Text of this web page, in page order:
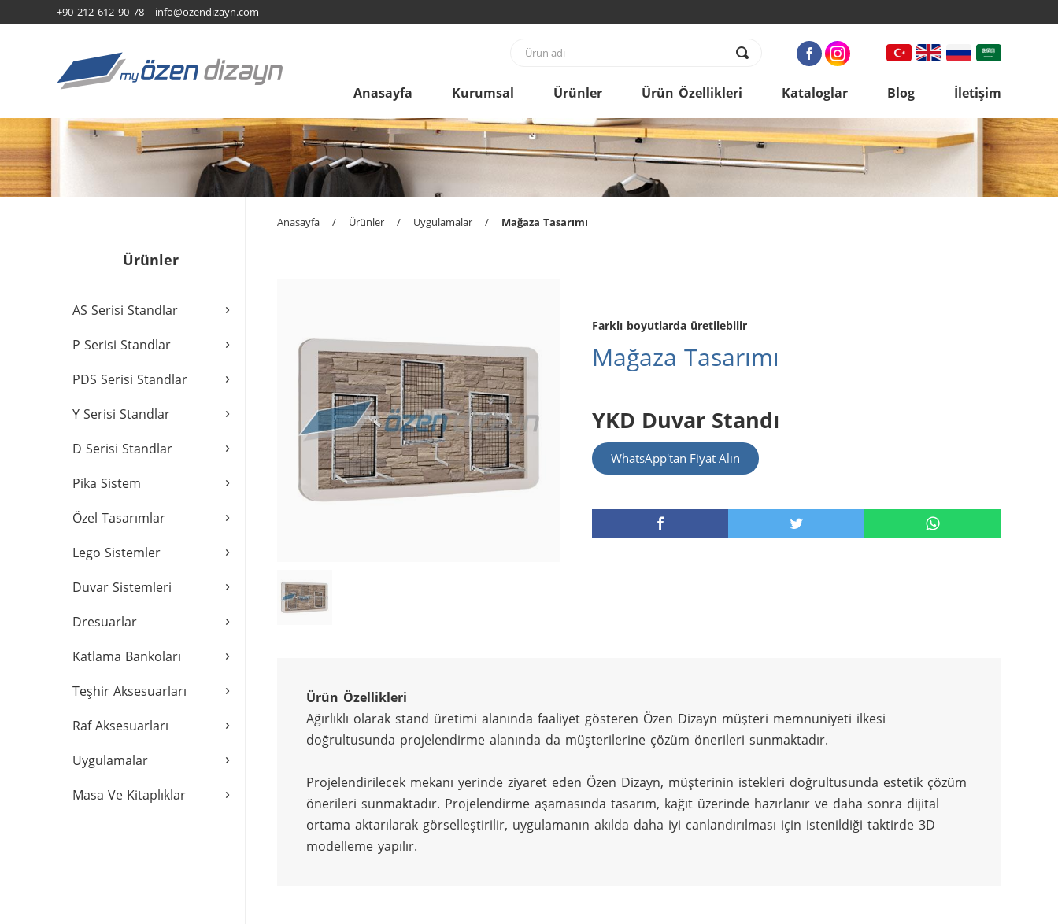
+90 212 612 90 78 - info@ozendizayn.com
Anasayfa Kurumsal Ürünler Ürün Özellikleri Kataloglar Blog İletişim
Ürünler
›
AS Serisi Standlar
›
P Serisi Standlar
›
PDS Serisi Standlar
›
Y Serisi Standlar
›
D Serisi Standlar
›
Pika Sistem
›
Özel Tasarımlar
›
Lego Sistemler
›
Duvar Sistemleri
›
Dresuarlar
›
Katlama Bankoları
›
Teşhir Aksesuarları
›
Raf Aksesuarları
›
Uygulamalar
›
Masa Ve Kitaplıklar
Anasayfa / Ürünler / Uygulamalar / Mağaza Tasarımı
Farklı boyutlarda üretilebilir
Mağaza Tasarımı
YKD Duvar Standı
WhatsApp'tan Fiyat Alın
Ürün Özellikleri
Ağırlıklı olarak stand üretimi alanında faaliyet gösteren Özen Dizayn müşteri memnuniyeti ilkesi
doğrultusunda projelendirme alanında da müşterilerine çözüm önerileri sunmaktadır.
Projelendirilecek mekanı yerinde ziyaret eden Özen Dizayn, müşterinin istekleri doğrultusunda estetik çözüm
önerileri sunmaktadır. Projelendirme aşamasında tasarım, kağıt üzerinde hazırlanır ve daha sonra dijital
ortama aktarılarak görselleştirilir, uygulamanın akılda daha iyi canlandırılması için istenildiği taktirde 3D
modelleme yapılır.